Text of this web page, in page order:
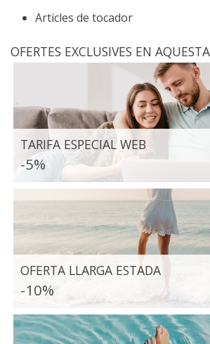
Articles de tocador
OFERTES EXCLUSIVES EN
TARIFA ESPECIAL WEB
-5%
OFERTA LLARGA ESTADA
-10%